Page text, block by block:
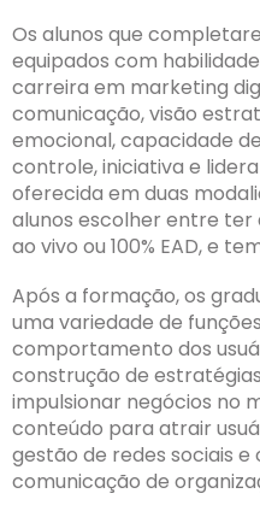
Os alunos que
equipados com
carreira em marketing
comunicação, visão
emocional, capacidade
controle, iniciativa e
oferecida em duas
alunos escolher entre
ao vivo ou 100% EAD, e
Após a formação, os
uma variedade de
comportamento dos
construção de
impulsionar negócios no
conteúdo para atrair
gestão de redes sociais
comunicação de